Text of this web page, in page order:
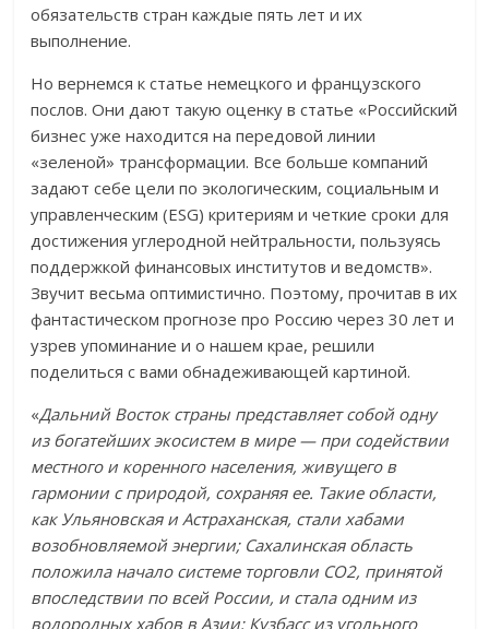
обязательств стран каждые пять лет и их
выполнение.
Но вернемся к статье немецкого и французского
послов. Они дают такую оценку в статье «Российский
бизнес уже находится на передовой линии
«зеленой» трансформации. Все больше компаний
задают себе цели по экологическим, социальным и
управленческим (ESG) критериям и четкие сроки для
достижения углеродной нейтральности, пользуясь
поддержкой финансовых институтов и ведомств».
Звучит весьма оптимистично. Поэтому, прочитав в их
фантастическом прогнозе про Россию через 30 лет и
узрев упоминание и о нашем крае, решили
поделиться с вами обнадеживающей картиной.
«Дальний Восток страны представляет собой одну
из богатейших экосистем в мире — при содействии
местного и коренного населения, живущего в
гармонии с природой, сохраняя ее. Такие области,
как Ульяновская и Астраханская, стали хабами
возобновляемой энергии; Сахалинская область
положила начало системе торговли CO2, принятой
впоследствии по всей России, и стала одним из
водородных хабов в Азии; Кузбасс из угольного